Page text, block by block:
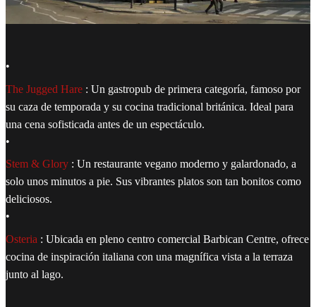
•
The Jugged Hare : Un gastropub de primera categoría, famoso por
su caza de temporada y su cocina tradicional británica. Ideal para
una cena sofisticada antes de un espectáculo.
•
Stem & Glory : Un restaurante vegano moderno y galardonado, a
solo unos minutos a pie. Sus vibrantes platos son tan bonitos como
deliciosos.
•
Osteria : Ubicada en pleno centro comercial Barbican Centre, ofrece
cocina de inspiración italiana con una magnífica vista a la terraza
junto al lago.